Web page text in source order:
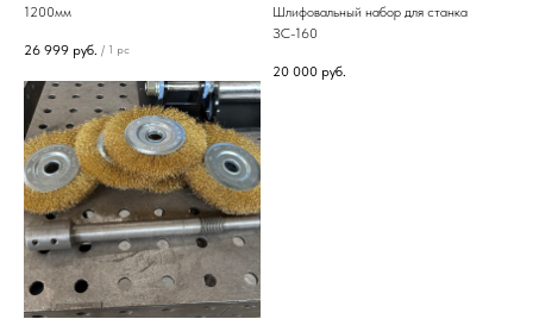
1200мм
26 999 руб. / 1 pc
Шлифовальный набор для станка
ЗС-160
20 000 руб.